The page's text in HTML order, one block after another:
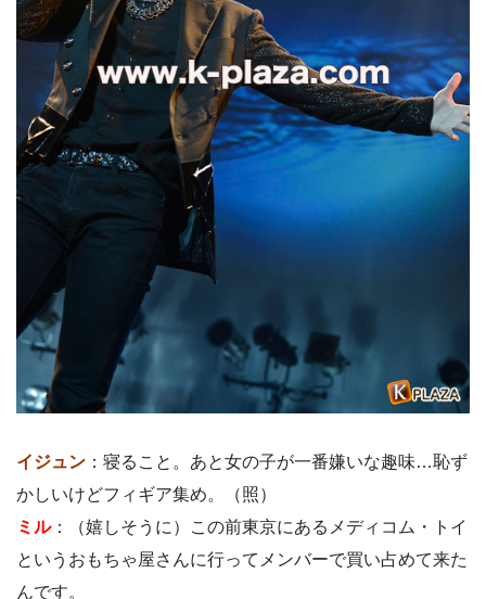
イジュン ：寝ること。あと女の子が一番嫌いな趣味…恥ず
かしいけどフィギア集め。（照）
ミル：（嬉しそうに）この前東京にあるメディコム・トイ
というおもちゃ屋さんに行ってメンバーで買い占めて来た
んです。